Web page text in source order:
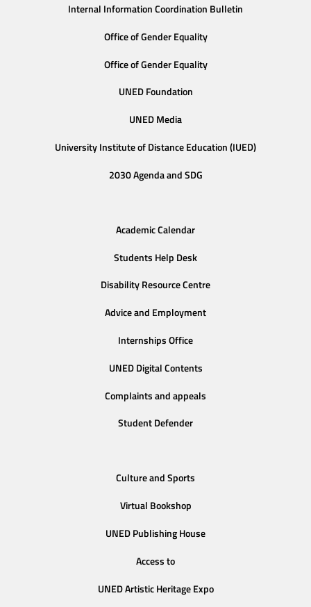
Internal Information Coordination Bulletin
Office of Gender Equality
Office of Gender Equality
UNED Foundation
UNED Media
University Institute of Distance Education (IUED)
2030 Agenda and SDG
Academic Calendar
Students Help Desk
Disability Resource Centre
Advice and Employment
Internships Office
UNED Digital Contents
Complaints and appeals
Student Defender
Culture and Sports
Virtual Bookshop
UNED Publishing House
Access to
UNED Artistic Heritage Expo